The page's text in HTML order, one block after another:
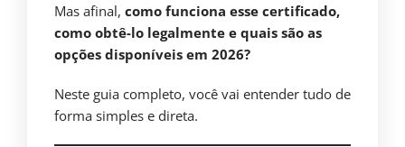
Mas afinal, como funciona esse certificado,
como obtê-lo legalmente e quais são as
opções disponíveis em 2026?
Neste guia completo, você vai entender tudo de
forma simples e direta.